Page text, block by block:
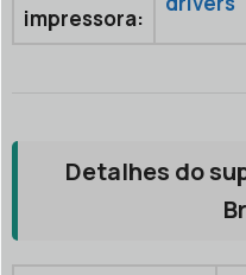
impressora:
Detalhes do